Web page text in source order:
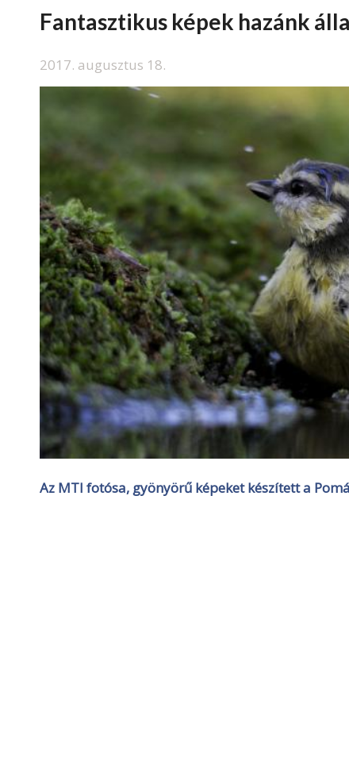
Fantasztikus képek hazánk
2017. augusztus 18.
Az MTI fotósa, gyönyörű képeket készített a